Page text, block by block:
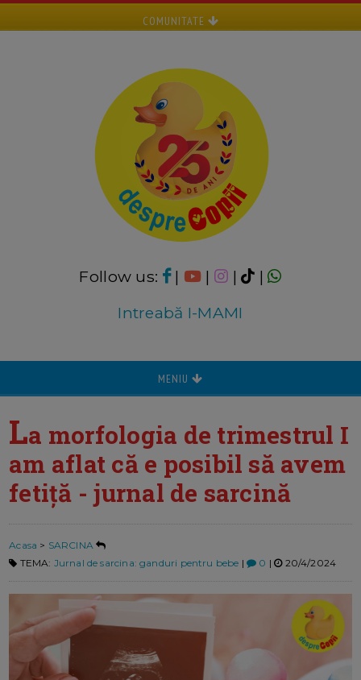
COMUNITATE
Follow us: | | |
|
Intreabă I-MAMI
MENIU
La morfologia de trimestrul I
am aflat că e posibil să avem
fetiță - jurnal de sarcină
Acasa > SARCINA
TEMA: Jurnal de sarcina: ganduri pentru bebe | 0 | 20/4/2024